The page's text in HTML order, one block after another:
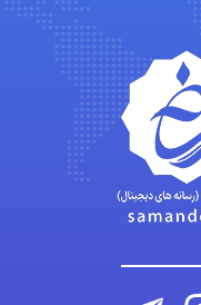
A.balandeh
fatima